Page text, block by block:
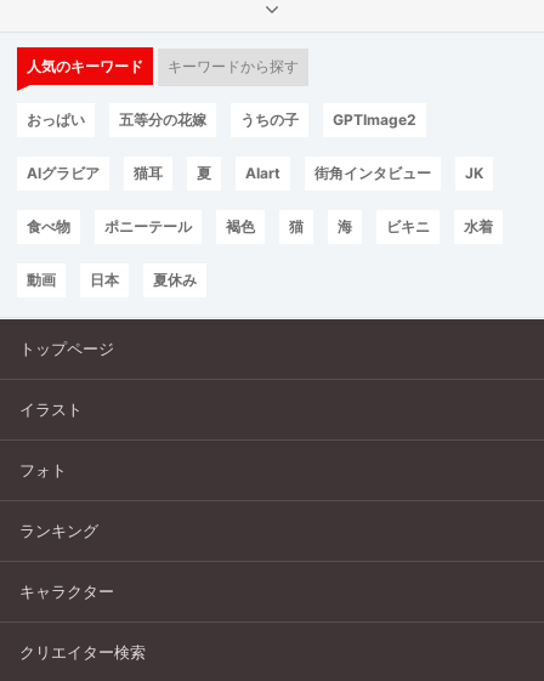
人気のキーワード キーワードから探す
おっぱい 五等分の花嫁 うちの子 GPTImage2
AIグラビア 猫耳 夏 AIart 街角インタビュー JK
食べ物 ポニーテール 褐色 猫 海 ビキニ 水着
動画 日本 夏休み
トップページ
イラスト
フォト
ランキング
キャラクター
クリエイター検索